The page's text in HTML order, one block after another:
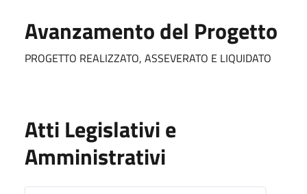
Avanzamento del Progetto
PROGETTO REALIZZATO, ASSEVERATO E LIQUIDATO
Atti Legislativi e
Amministrativi